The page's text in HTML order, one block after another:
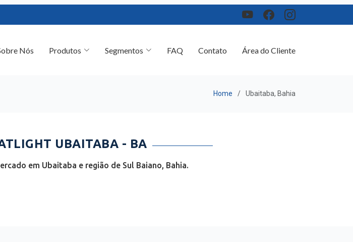
Área do Cliente
Home Ubaitaba, Bahia
UBAITABA - BA
em Ubaitaba e região de Sul Baiano, Bahia.